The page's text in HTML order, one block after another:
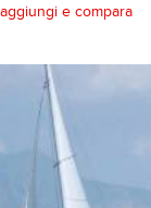
aggiungi e compara